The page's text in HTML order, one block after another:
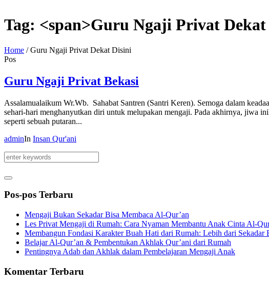
Tag: <span>Guru Ngaji Privat
Home /Guru Ngaji Privat Dekat Disini
Pos
Guru Ngaji Privat Bekasi
Assalamualaikum Wr.Wb. Sahabat Santren (Santri Keren). Semoga dalam
sehari-hari menghanyutkan diri untuk melupakan mengaji. Pada akhirnya, jiwa
seperti sebuah putaran...
adminIn Insan Qur'ani
Pos-pos Terbaru
Mengaji Bukan Sekadar Bisa Membaca Al-Qur’an
Les Privat Mengaji di Rumah: Cara Nyaman Membantu Anak Cinta Al-
Membangun Fondasi Karakter Buah Hati dari Rumah: Lebih dari Sekadar
Belajar Al-Qur’an & Pembentukan Akhlak Qur’ani dari Rumah
Pentingnya Adab dan Akhlak dalam Pembelajaran Mengaji Anak
Komentar Terbaru